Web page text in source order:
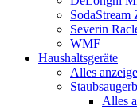
SodaStream
Severin
WMF
Haushaltsgeräte
Alles
Alles